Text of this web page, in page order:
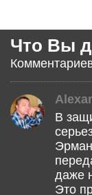
Что Вы
В
даже
Это